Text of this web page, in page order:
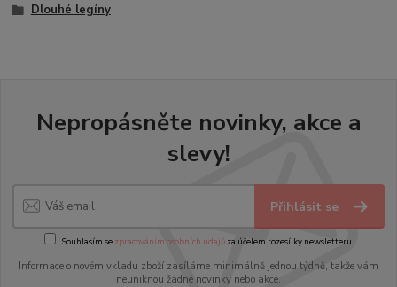
Dlouhé legíny
Nepropásněte novinky, akce a
slevy!
Přihlásit se
Souhlasím se zpracováním osobních údajůza účelem rozesílky newsletteru.
Informace o novém vkladu zboží zasíláme minimálně jednou týdně, takže vám
neuniknou žádné novinky nebo akce.